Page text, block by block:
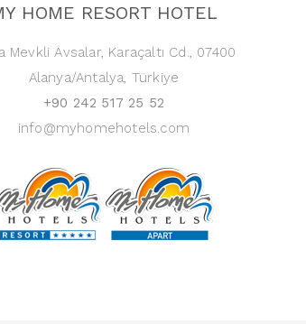
HOME RESORT HOTEL
Mevkli Avsalar, Karaçaltı Cd., 07400
Alanya/Antalya, Türkiye
+90 242 517 25 52
info@myhomehotels.com